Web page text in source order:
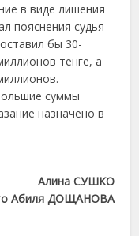
в виде лишения
пояснения судья
бы 30-
тенге, а
суммы
назначено в
Алина СУШКО
Абиля ДОЩАНОВА